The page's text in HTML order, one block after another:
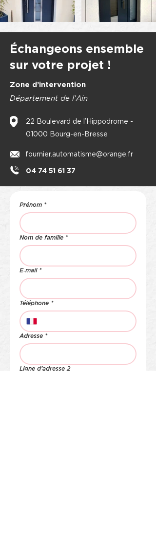
Échangeons ensemble
sur votre projet !
Zone d’intervention
Département de l'Ain
22 Boulevard de l’Hippodrome -
01000 Bourg-en-Bresse
fournier.automatisme@orange.fr
04 74 51 61 37
Prénom *
Nom de famille *
E‑mail *
Téléphone *
Adresse *
Ligne d'adresse 2